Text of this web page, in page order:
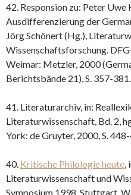
42. Responsion zu: Peter
Ausdifferenzierung der
Jörg Schönert (Hg.),
Wissenschaftsforschung.
Weimar: Metzler, 2000
Berichtsbände 21), S. 357-381.
41. Literaturarchiv, in:
Literaturwissenschaft, Bd. 2,
York: de Gruyter, 2000, S.
40. Kritische Philologie heute,
Literaturwissenschaft und
Symposium 1998, Stuttgart,